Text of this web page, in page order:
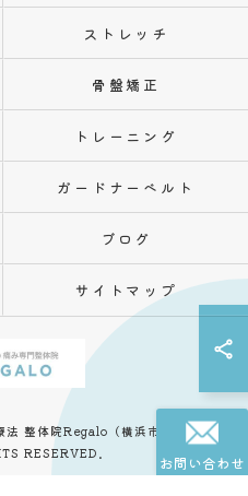
お問い合わせ
ストレッチ
骨盤矯正
トレーニング
ガードナーベルト
ブログ
サイトマップ
整体院Regalo（横浜市神奈川区白楽
RESERVED.